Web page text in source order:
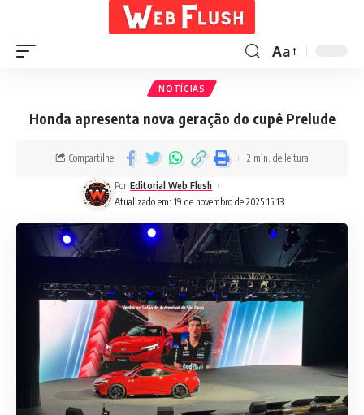
Aa
NOTÍCIAS
Honda apresenta nova geração do cupê Prelude
Atualizado em: 19 de novembro de 2025 15:13
Por Editorial Web Flush
Compartilhe 2 min. de leitura